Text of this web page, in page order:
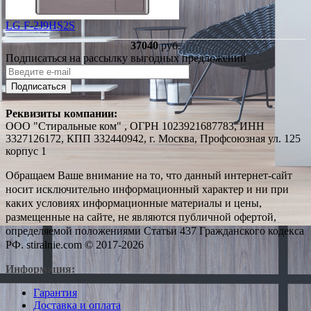
LG F-2J9HS2S
37040руб.
Подписаться на рассылку выгодных предложений
Подписаться
Реквизиты компании:
ООО "Стиральные ком" , ОГРН 1023921687783, ИНН
3327126172, КПП 332440942, г. Москва, Профсоюзная ул. 125
корпус 1
Обращаем Ваше внимание на то, что данный интернет-сайт
носит исключительно информационный характер и ни при
каких условиях информационные материалы и цены,
размещенные на сайте, не являются публичной офертой,
определяемой положениями Статьи 437 Гражданского кодекса
РФ. stiralnie.com © 2017-2026
Информация:
Гарантия
Доставка и оплата